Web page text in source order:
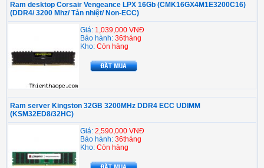
Ram desktop Corsair Vengeance LPX 16Gb (CMK16GX4M1E3200C16)
(DDR4/ 3200 Mhz/ Tản nhiệt/ Non-ECC)
Giá: 1,039,000 VNĐ
Bảo hành: 36tháng
Kho: Còn hàng
Ram server Kingston 32GB 3200MHz DDR4 ECC UDIMM
(KSM32ED8/32HC)
Giá: 2,590,000 VNĐ
Bảo hành: 36tháng
Kho: Còn hàng